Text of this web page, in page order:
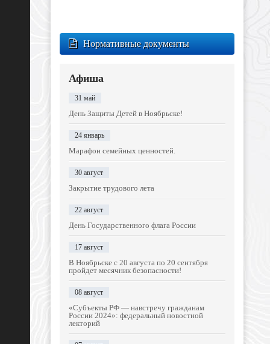
Нормативные документы
Афиша
31 май
День Защиты Детей в Ноябрьске!
24 январь
Марафон семейных ценностей.
30 август
Закрытие трудового лета
22 август
День Государственного флага России
17 август
В Ноябрьске с 20 августа по 20 сентября
пройдет месячник безопасности!
08 август
«Субъекты РФ — навстречу гражданам
России 2024»: федеральный новостной
лекторий